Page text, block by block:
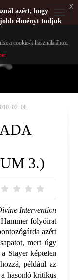
02. 08.
3.)
Intervention
folyóirat
azért
mert úgy
Slayer képtelen
például az
hasonló kritikus
azért, hogy
élményt tudjuk
a cookie-k használatához.
x